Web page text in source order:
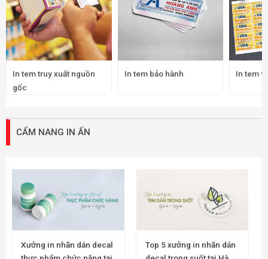
In tem truy xuất nguồn
gốc
In tem bảo hành In tem
CẨM NANG IN ẤN
Xưởng in nhãn dán decal
Top 5 xưởng in nhãn dán